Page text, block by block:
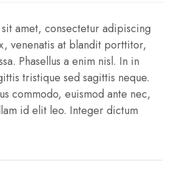
amet, consectetur adipiscing
venenatis at blandit porttitor,
Phasellus a enim nisl. In in
tristique sed sagittis neque.
commodo, euismod ante nec,
id elit leo. Integer dictum